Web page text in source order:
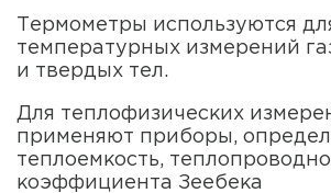
Термометры используются
температурных измерений
и твердых тел.
Для теплофизических
применяют приборы,
теплоемкость,
коэффициента Зеебека